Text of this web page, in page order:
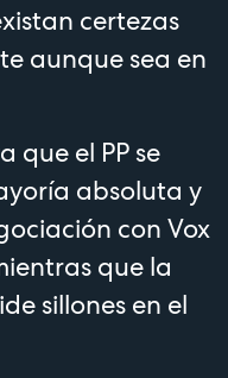
certezas
aunque sea en
que el PP se
absoluta y
con Vox
que la
sillones en el